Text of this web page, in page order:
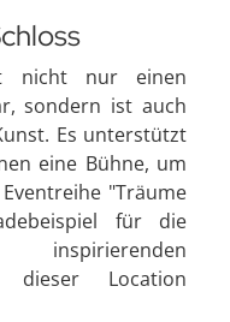
nicht nur einen
sondern ist auch
Es unterstützt
eine Bühne, um
"Träume
für die
Location